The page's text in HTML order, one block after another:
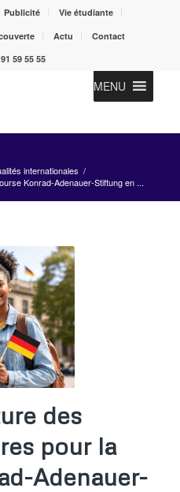
Publicité
Vie étudiante
Actu
Contact
59 55 55
MENU
internationales /
Konrad-Adenauer-Stiftung en ...
des
pour la
Adenauer-